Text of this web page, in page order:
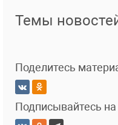
Темы
Поделитесь
Подписывайтесь на